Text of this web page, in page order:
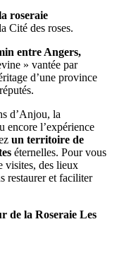
roseraie
Cité des roses.
entre Angers,
» vantée par
d’une province
d’Anjou, la
encore l’expérience
un territoire de
éternelles. Pour vous
visites, des lieux
restaurer et faciliter
de la Roseraie Les